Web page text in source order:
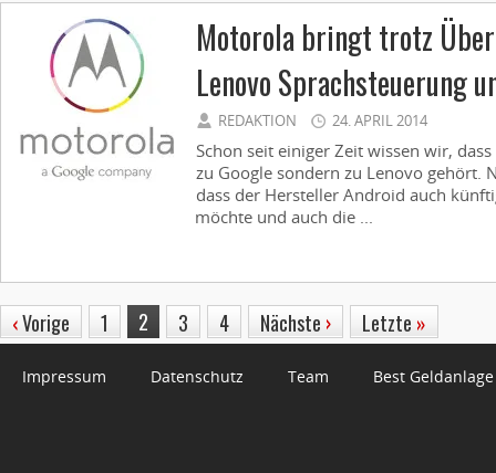
Motorola bringt trotz
Lenovo Sprachsteuerung
REDAKTION 24. APRIL 2014
Schon seit einiger Zeit wissen wir,
zu Google sondern zu Lenovo gehört.
dass der Hersteller Android auch
möchte und auch die ...
‹Vorige 1 2 3 4 Nächste › Letzte »
Impressum Datenschutz Team Best Geldanlage